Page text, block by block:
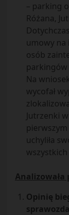
– parking
Różana,
umowy na
osób
parkingów
Na
wycofał
Jutrzenki
uchyliła
Analizowała
Opinię